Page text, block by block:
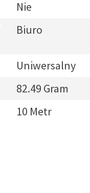
Nie
Biuro
Uniwersalny
82.49 Gram
10 Metr